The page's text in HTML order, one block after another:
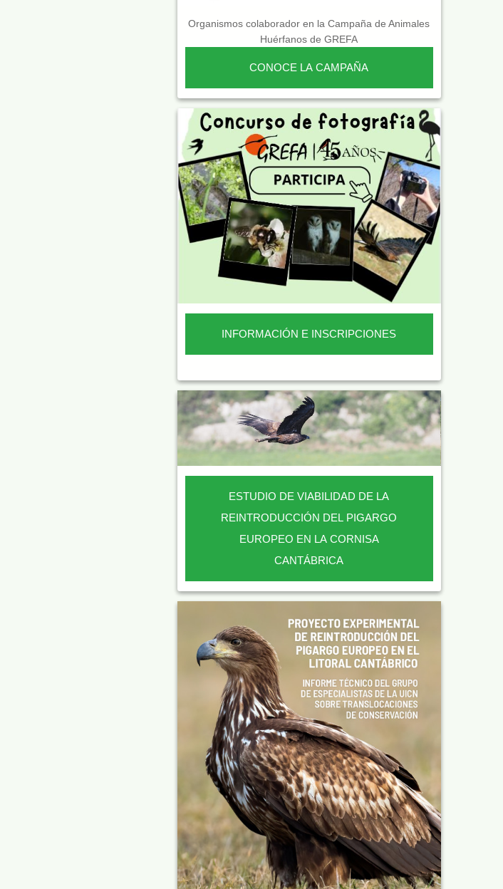
Organismos colaborador en la Campaña de Animales
Huérfanos de GREFA
CONOCE LA CAMPAÑA
INFORMACIÓN E INSCRIPCIONES
ESTUDIO DE VIABILIDAD DE LA
REINTRODUCCIÓN DEL PIGARGO
EUROPEO EN LA CORNISA
CANTÁBRICA